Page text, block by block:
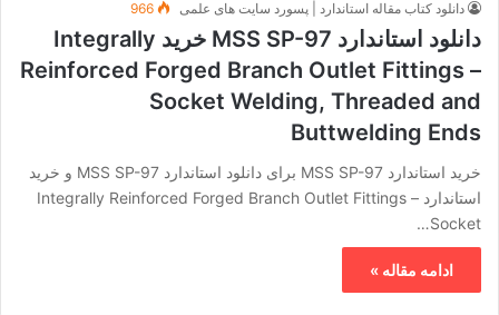
دانلود کتاب مقاله استاندارد | پسورد سایت های علمی 966
دانلود استاندارد MSS SP-97 خرید Integrally
Reinforced Forged Branch Outlet Fittings –
Socket Welding, Threaded and
Buttwelding Ends
خرید استاندارد MSS SP-97 برای دانلود استاندارد MSS SP-97 و خرید
استاندارد Integrally Reinforced Forged Branch Outlet Fittings –
Socket…
ادامه مقاله »